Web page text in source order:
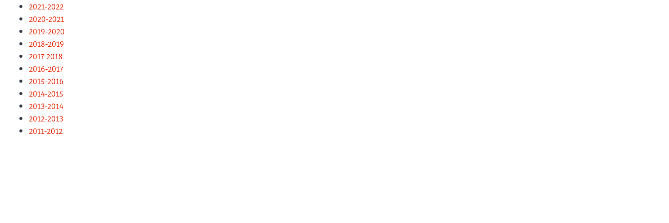
2021-2022
2020-2021
2019-2020
2018-2019
2017-2018
2016-2017
2015-2016
2014-2015
2013-2014
2012-2013
2011-2012